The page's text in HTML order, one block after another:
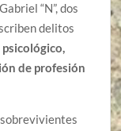
“N”, dos
delitos
de profesión